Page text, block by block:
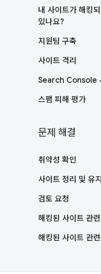
내 사이트가 해킹
있나요?
지원팀 구축
사이트 격리
Search Console
스팸 피해 평가
문제 해결
취약성 확인
사이트 정리 및 유
검토 요청
해킹된 사이트 관
해킹된 사이트 관